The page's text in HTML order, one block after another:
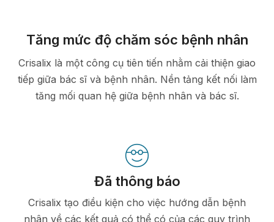
Tăng mức độ chăm sóc bệnh nhân
Crisalix là một công cụ tiên tiến nhằm cải thiện giao
tiếp giữa bác sĩ và bệnh nhân. Nền tảng kết nối làm
tăng mối quan hệ giữa bệnh nhân và bác sĩ.
Đã thông báo
Crisalix tạo điều kiện cho việc hướng dẫn bệnh
nhân về các kết quả có thể có của các quy trình